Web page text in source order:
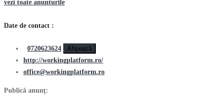
vezi toate anunturile
Date de contact :
0720623624
Afişează
http://workingplatform.ro/
office@workingplatform.ro
Publică anunţ: